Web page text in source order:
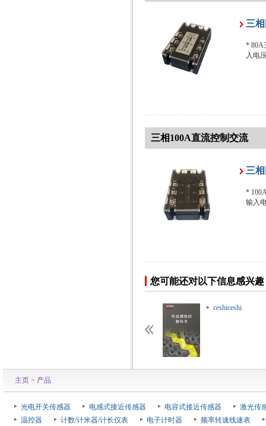
三
* 80A
入电
三相100A直流控制交流
三
*
输入
您可能还对以下信息感兴趣
ceshiceshi
主页 > 产品
光电开关传感器 电感式接近传感器 电容式接近传感器
激光传
温控器
计数/计米器/计长仪表 电子计时器
频率转速线速表